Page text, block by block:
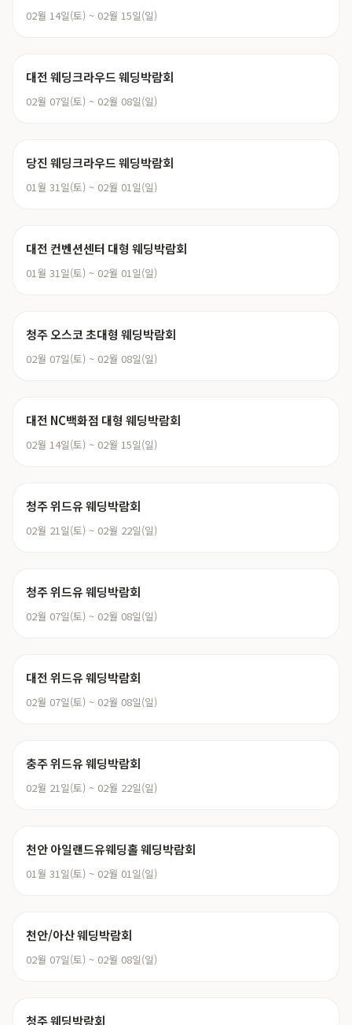
02월 14일(토) ~ 02월 15일(일)
대전 웨딩크라우드 웨딩박람회
02월 07일(토) ~ 02월 08일(일)
당진 웨딩크라우드 웨딩박람회
01월 31일(토) ~ 02월 01일(일)
대전 컨벤션센터 대형 웨딩박람회
01월 31일(토) ~ 02월 01일(일)
청주 오스코 초대형 웨딩박람회
02월 07일(토) ~ 02월 08일(일)
대전 NC백화점 대형 웨딩박람회
02월 14일(토) ~ 02월 15일(일)
청주 위드유 웨딩박람회
02월 21일(토) ~ 02월 22일(일)
청주 위드유 웨딩박람회
02월 07일(토) ~ 02월 08일(일)
대전 위드유 웨딩박람회
02월 07일(토) ~ 02월 08일(일)
충주 위드유 웨딩박람회
02월 21일(토) ~ 02월 22일(일)
천안 아일랜드유웨딩홀 웨딩박람회
01월 31일(토) ~ 02월 01일(일)
천안/아산 웨딩박람회
02월 07일(토) ~ 02월 08일(일)
청주 웨딩박람회